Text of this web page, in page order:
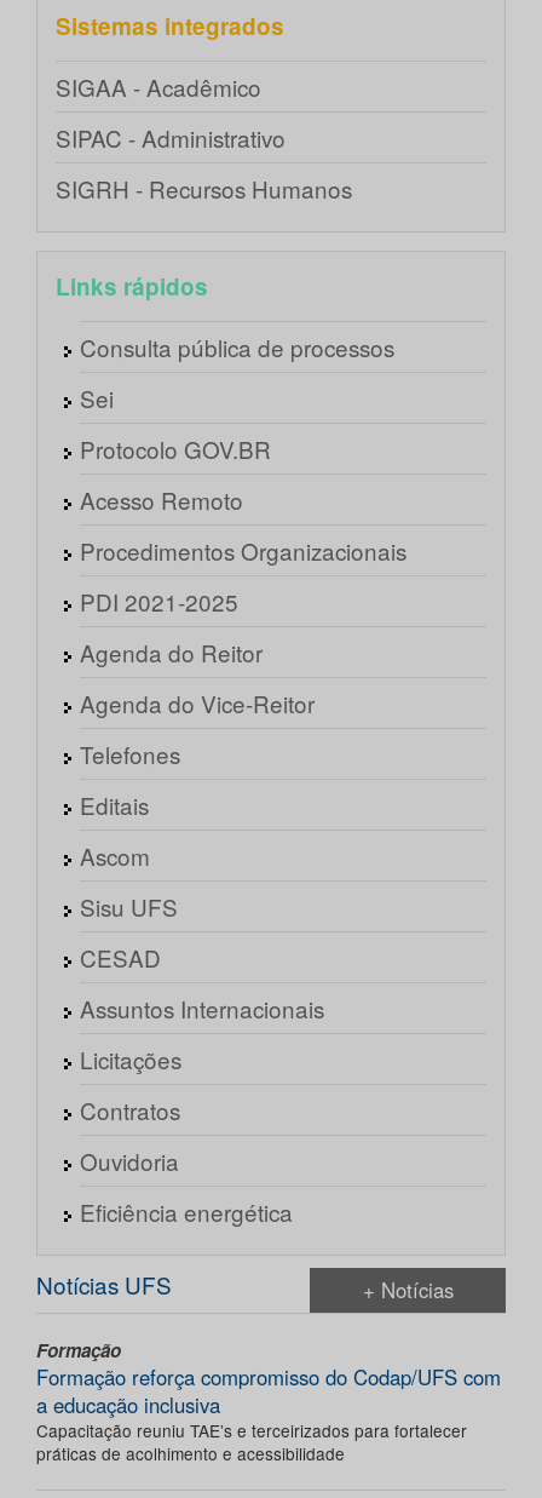
Sistemas integrados
SIGAA - Acadêmico
SIPAC - Administrativo
SIGRH - Recursos Humanos
Links rápidos
Consulta pública de processos
Sei
Protocolo GOV.BR
Acesso Remoto
Procedimentos Organizacionais
PDI 2021-2025
Agenda do Reitor
Agenda do Vice-Reitor
Telefones
Editais
Ascom
Sisu UFS
CESAD
Assuntos Internacionais
Licitações
Contratos
Ouvidoria
Eficiência energética
Notícias UFS + Notícias
Formação
Formação reforça compromisso do Codap/UFS com
a educação inclusiva
Capacitação reuniu TAE’s e terceirizados para fortalecer
práticas de acolhimento e acessibilidade